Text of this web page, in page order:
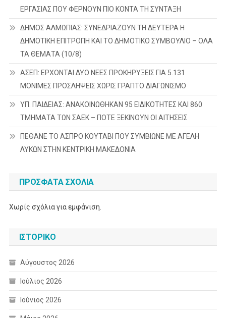
ΕΡΓΑΣΙΑΣ ΠΟΥ ΦΕΡΝΟΥΝ ΠΙΟ ΚΟΝΤΑ ΤΗ ΣΥΝΤΑΞΗ
ΔΗΜΟΣ ΑΛΜΩΠΙΑΣ: ΣΥΝΕΔΡΙΑΖΟΥΝ ΤΗ ΔΕΥΤΕΡΑ H
ΔΗΜΟΤΙΚΗ ΕΠΙΤΡΟΠΗ ΚΑΙ ΤΟ ΔΗΜΟΤΙΚΟ ΣΥΜΒΟΥΛΙΟ – ΟΛΑ
ΤΑ ΘΕΜΑΤΑ (10/8)
ΑΣΕΠ: ΕΡΧΟΝΤΑΙ ΔΥΟ ΝΕΕΣ ΠΡΟΚΗΡΥΞΕΙΣ ΓΙΑ 5.131
ΜΟΝΙΜΕΣ ΠΡΟΣΛΗΨΕΙΣ ΧΩΡΙΣ ΓΡΑΠΤΟ ΔΙΑΓΩΝΙΣΜΟ
ΥΠ. ΠΑΙΔΕΙΑΣ: ΑΝΑΚΟΙΝΩΘΗΚΑΝ 95 ΕΙΔΙΚΟΤΗΤΕΣ ΚΑΙ 860
ΤΜΗΜΑΤΑ ΤΩΝ ΣΑΕΚ – ΠΟΤΕ ΞΕΚΙΝΟΥΝ ΟΙ ΑΙΤΗΣΕΙΣ
ΠΕΘΑΝΕ ΤΟ ΑΣΠΡΟ ΚΟΥΤΑΒΙ ΠΟΥ ΣΥΜΒΙΩΝΕ ΜΕ ΑΓΕΛΗ
ΛΥΚΩΝ ΣΤΗΝ ΚΕΝΤΡΙΚΗ ΜΑΚΕΔΟΝΙΑ
ΠΡΌΣΦΑΤΑ ΣΧΌΛΙΑ
Χωρίς σχόλια για εμφάνιση.
ΙΣΤΟΡΙΚΌ
Αύγουστος 2026
Ιούλιος 2026
Ιούνιος 2026